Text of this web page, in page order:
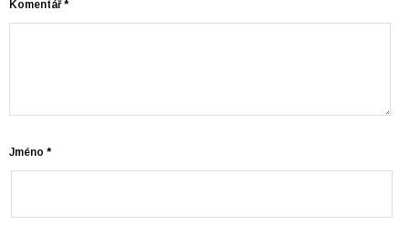
Komentář*
Jméno *